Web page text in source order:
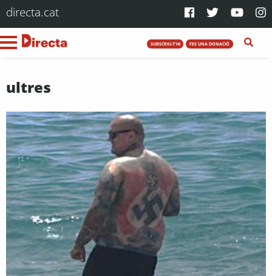
directa.cat
SUBSCRIU-T'HI FES UNA DONACIÓ
ultres